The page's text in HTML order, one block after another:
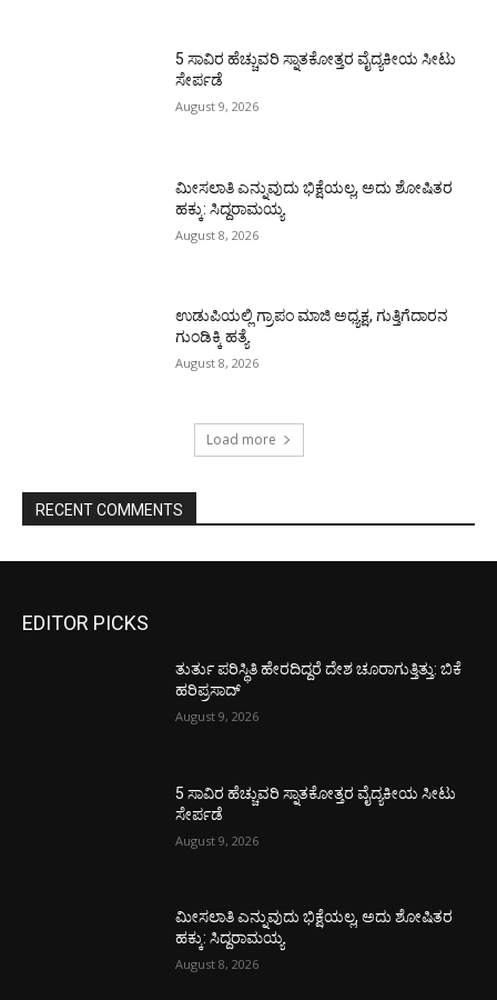
5 ಸಾವಿರ ಹೆಚ್ಚುವರಿ ಸ್ನಾತಕೋತ್ತರ ವೈದ್ಯಕೀಯ ಸೀಟು
ಸೇರ್ಪಡೆ
August 9, 2026
ಮೀಸಲಾತಿ ಎನ್ನುವುದು ಭಿಕ್ಷೆಯಲ್ಲ, ಅದು ಶೋಷಿತರ
ಹಕ್ಕು: ಸಿದ್ದರಾಮಯ್ಯ
August 8, 2026
ಉಡುಪಿಯಲ್ಲಿ ಗ್ರಾಪಂ ಮಾಜಿ ಅಧ್ಯಕ್ಷ, ಗುತ್ತಿಗೆದಾರನ
ಗುಂಡಿಕ್ಕಿ ಹತ್ಯೆ
August 8, 2026
Load more
RECENT COMMENTS
EDITOR PICKS
ತುರ್ತು ಪರಿಸ್ಥಿತಿ ಹೇರದಿದ್ದರೆ ದೇಶ ಚೂರಾಗುತ್ತಿತ್ತು: ಬಿಕೆ
ಹರಿಪ್ರಸಾದ್
August 9, 2026
5 ಸಾವಿರ ಹೆಚ್ಚುವರಿ ಸ್ನಾತಕೋತ್ತರ ವೈದ್ಯಕೀಯ ಸೀಟು
ಸೇರ್ಪಡೆ
August 9, 2026
ಮೀಸಲಾತಿ ಎನ್ನುವುದು ಭಿಕ್ಷೆಯಲ್ಲ, ಅದು ಶೋಷಿತರ
ಹಕ್ಕು: ಸಿದ್ದರಾಮಯ್ಯ
August 8, 2026